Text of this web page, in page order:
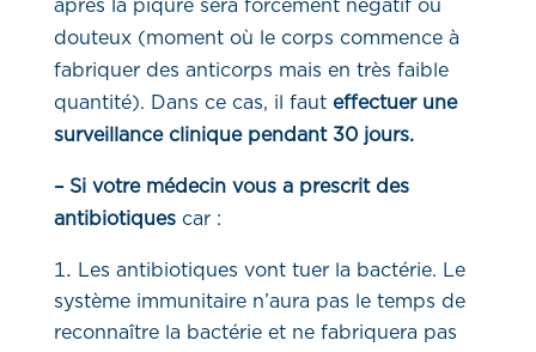
après la piqure sera forcément négatif ou
douteux (moment où le corps commence à
fabriquer des anticorps mais en très faible
quantité). Dans ce cas, il faut effectuer une
surveillance clinique pendant 30 jours.
– Si votre médecin vous a prescrit des
antibiotiques car :
Les antibiotiques vont tuer la bactérie. Le
système immunitaire n’aura pas le temps de
reconnaître la bactérie et ne fabriquera pas